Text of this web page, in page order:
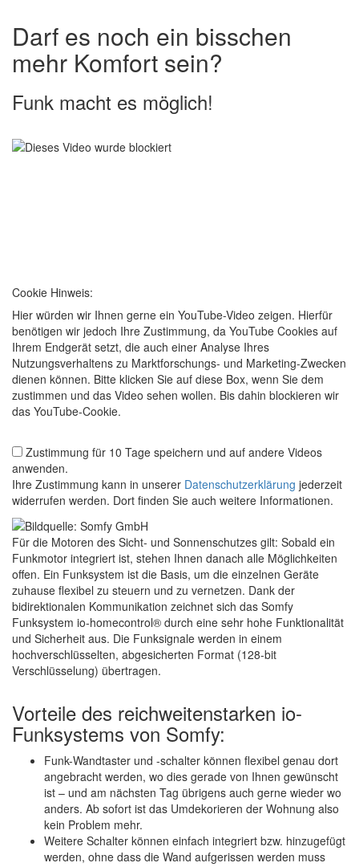
Darf es noch ein bisschen
mehr Komfort sein?
Funk macht es möglich!
Cookie Hinweis:
Hier würden wir Ihnen gerne ein YouTube-Video zeigen. Hierfür
benötigen wir jedoch Ihre Zustimmung, da YouTube Cookies auf
Ihrem Endgerät setzt, die auch einer Analyse Ihres
Nutzungsverhaltens zu Marktforschungs- und Marketing-Zwecken
dienen können. Bitte klicken Sie auf diese Box, wenn Sie dem
zustimmen und das Video sehen wollen. Bis dahin blockieren wir
das YouTube-Cookie.
Zustimmung für 10 Tage speichern und auf andere Videos
anwenden.
Ihre Zustimmung kann in unserer Datenschutzerklärung jederzeit
widerrufen werden. Dort finden Sie auch weitere Informationen.
Für die Motoren des Sicht- und Sonnenschutzes gilt: Sobald ein
Funkmotor integriert ist, stehen Ihnen danach alle Möglichkeiten
offen. Ein Funksystem ist die Basis, um die einzelnen Geräte
zuhause flexibel zu steuern und zu vernetzen. Dank der
bidirektionalen Kommunikation zeichnet sich das Somfy
Funksystem io-homecontrol® durch eine sehr hohe Funktionalität
und Sicherheit aus. Die Funksignale werden in einem
hochverschlüsselten, abgesicherten Format (128-bit
Verschlüsselung) übertragen.
Vorteile des reichweitenstarken io-
Funksystems von Somfy:
Funk-Wandtaster und -schalter können flexibel genau dort
angebracht werden, wo dies gerade von Ihnen gewünscht
ist – und am nächsten Tag übrigens auch gerne wieder wo
anders. Ab sofort ist das Umdekorieren der Wohnung also
kein Problem mehr.
Weitere Schalter können einfach integriert bzw. hinzugefügt
werden, ohne dass die Wand aufgerissen werden muss